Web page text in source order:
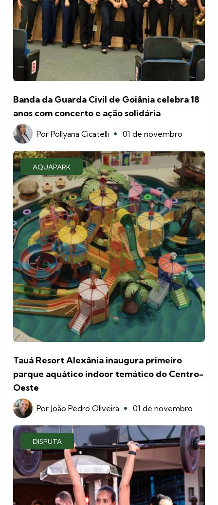
Banda da Guarda Civil de Goiânia celebra 18
anos com concerto e ação solidária
Por Pollyana Cicatelli 01 de novembro
AQUAPARK
Tauá Resort Alexânia inaugura primeiro
parque aquático indoor temático do Centro-
Oeste
Por João Pedro Oliveira 01 de novembro
DISPUTA